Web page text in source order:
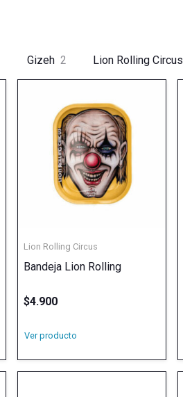
Gizeh 2 Lion Rolling Circus
Lion Rolling Circus
Bandeja Lion Rolling
$4.900
Ver producto